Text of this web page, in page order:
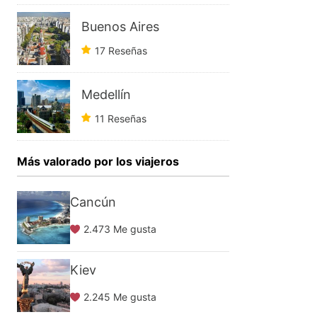
Buenos Aires
17 Reseñas
Medellín
11 Reseñas
Más valorado por los viajeros
Cancún
2.473 Me gusta
Kiev
2.245 Me gusta